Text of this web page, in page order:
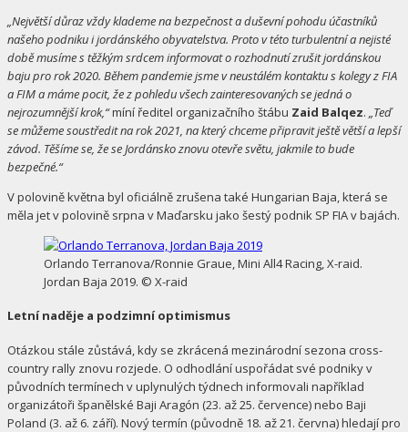
„Největší důraz vždy klademe na bezpečnost a duševní pohodu účastníků
našeho podniku i jordánského obyvatelstva. Proto v této turbulentní a nejisté
době musíme s těžkým srdcem informovat o rozhodnutí zrušit jordánskou
baju pro rok 2020. Během pandemie jsme v neustálém kontaktu s kolegy z FIA
a FIM a máme pocit, že z pohledu všech zainteresovaných se jedná o
nejrozumnější krok,“míní ředitel organizačního štábu Zaid Balqez. „Teď
se můžeme soustředit na rok 2021, na který chceme připravit ještě větší a lepší
závod. Těšíme se, že se Jordánsko znovu otevře světu, jakmile to bude
bezpečné.“
V polovině května byl oficiálně zrušena také Hungarian Baja, která se
měla jet v polovině srpna v Maďarsku jako šestý podnik SP FIA v bajách.
Orlando Terranova/Ronnie Graue, Mini All4 Racing, X-raid.
Jordan Baja 2019. © X-raid
Letní naděje a podzimní optimismus
Otázkou stále zůstává, kdy se zkrácená mezinárodní sezona cross-
country rally znovu rozjede. O odhodlání uspořádat své podniky v
původních termínech v uplynulých týdnech informovali například
organizátoři španělské Baji Aragón (23. až 25. července) nebo Baji
Poland (3. až 6. září). Nový termín (původně 18. až 21. června) hledají pro